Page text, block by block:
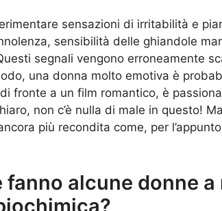
sensazioni di irritabilità e
sensibilità delle ghiandole
segnali vengono erroneamente
una donna molto emotiva è
fronte a un film romantico, è
non c’è nulla di male in questo!
più recondita come, per
fanno alcune donne